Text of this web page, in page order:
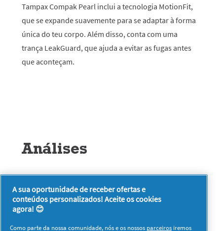
Tampax Compak Pearl inclui a tecnologia MotionFit,
que se expande suavemente para se adaptar à forma
única do teu corpo. Além disso, conta com uma
trança LeakGuard, que ajuda a evitar as fugas antes
que aconteçam.
Análises
Sem
valor
de
Seja o primeiro a analisar este produto
.
ação
A sua oportunidade de receber ofertas e
conteúdos personalizados! Aceite os cookies
agora! 😊
Como parte da nossa comunidade, nós e os nossos parceiros iremos